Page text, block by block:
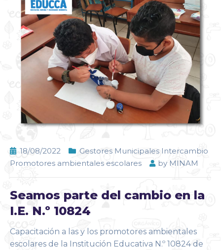
18/08/2022
Gestores Municipales Intercambio
Promotores ambientales escolares
by MINAM
Seamos parte del cambio en la
I.E. N.º 10824
Capacitación a las y los promotores ambientales
escolares de la Institución Educativa N.º 10824 de